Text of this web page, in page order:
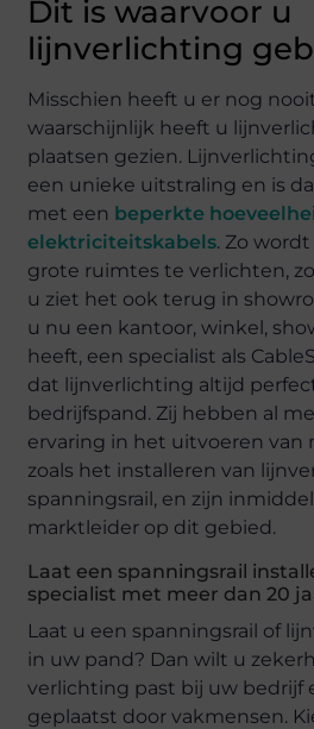
Dit is waarvoor u
lijnverlichting
Misschien heeft u er nog
waarschijnlijk heeft u
plaatsen gezien.
een unieke uitstraling en is
met een beperkte
elektriciteitskabels. Zo
grote ruimtes te verlichten,
u ziet het ook terug in
u nu een kantoor, winkel,
heeft, een specialist als
dat lijnverlichting altijd
bedrijfspand. Zij hebben al
ervaring in het uitvoeren
zoals het installeren van
spanningsrail, en zijn
marktleider op dit gebied.
Laat een spanningsrail
specialist met meer dan 20
Laat u een spanningsrail of
in uw pand? Dan wilt u
verlichting past bij uw bedrijf
geplaatst door vakmensen.